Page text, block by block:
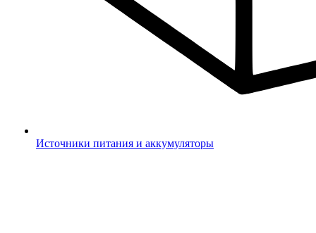
Источники питания и аккумуляторы